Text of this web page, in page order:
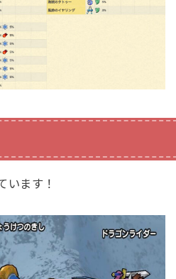
います！